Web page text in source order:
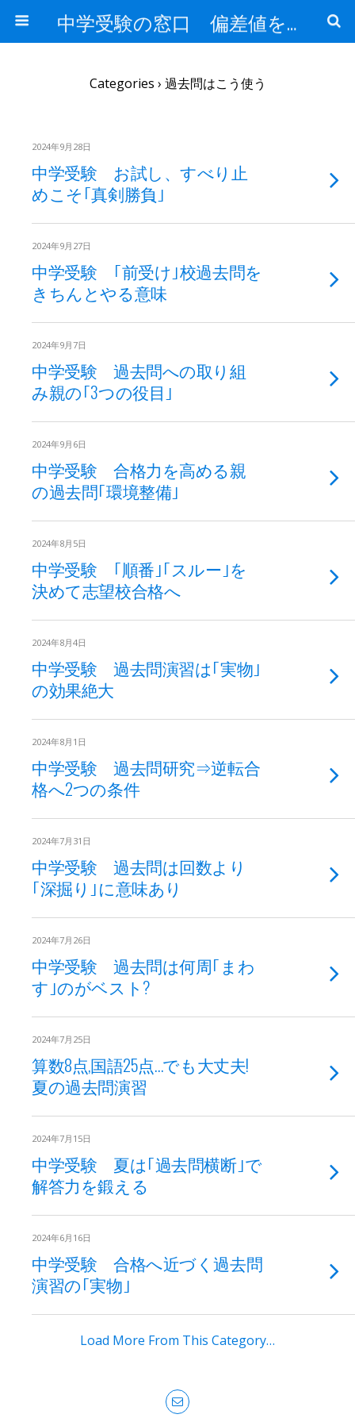
中学受験の窓口 偏差値を上げる勉強法
Categories › 過去問はこう使う
2024年9月28日
中学受験 お試し、すべり止
めこそ｢真剣勝負｣
2024年9月27日
中学受験 ｢前受け｣校過去問を
きちんとやる意味
2024年9月7日
中学受験 過去問への取り組
み親の｢3つの役目｣
2024年9月6日
中学受験 合格力を高める親
の過去問｢環境整備｣
2024年8月5日
中学受験 ｢順番｣｢スルー｣を
決めて志望校合格へ
2024年8月4日
中学受験 過去問演習は｢実物｣
の効果絶大
2024年8月1日
中学受験 過去問研究⇒逆転合
格へ2つの条件
2024年7月31日
中学受験 過去問は回数より
｢深掘り｣に意味あり
2024年7月26日
中学受験 過去問は何周｢まわ
す｣のがベスト?
2024年7月25日
算数8点,国語25点…でも大丈夫!
夏の過去問演習
2024年7月15日
中学受験 夏は｢過去問横断｣で
解答力を鍛える
2024年6月16日
中学受験 合格へ近づく過去問
演習の｢実物｣
Load More From This Category…